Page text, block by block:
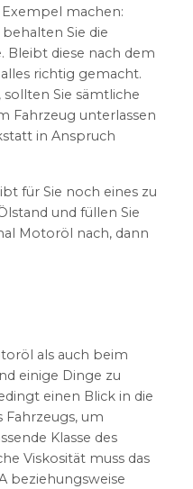
machen:
Sie die
diese nach dem
richtig gemacht.
Sie sämtliche
Fahrzeug unterlassen
in Anspruch
für Sie noch eines zu
und füllen Sie
Motoröl nach, dann
als auch beim
einige Dinge zu
einen Blick in die
Fahrzeugs, um
Klasse des
Viskosität muss das
beziehungsweise